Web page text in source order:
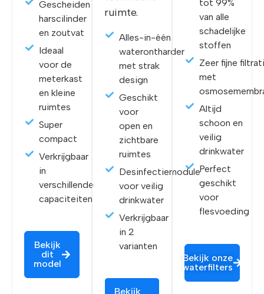
Gescheiden
harscilinder
en zoutvat
Ideaal
voor de
meterkast
en kleine
ruimtes
Super
compact
Verkrijgbaar
in
verschillende
capaciteiten
Bekijk
dit
model
ruimte.
Alles-in-één
waterontharder
met strak
design
Geschikt
voor
open en
zichtbare
ruimtes
Desinfectiemodule
voor veilig
drinkwater
Verkrijgbaar
in 2
varianten
Bekijk
tot 99%
van alle
schadelijke
stoffen
Zeer fijne
met
Altijd
schoon en
veilig
drinkwater
Perfect
geschikt
voor
flesvoeding
Bekijk onze
waterfilters